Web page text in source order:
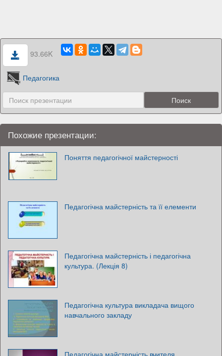
93.66K
Педагогика
Похожие презентации:
Поняття педагогічної майстерності
Педагогічна майстерність та її елементи
Педагогічна майстерність і педагогічна
культура. (Лекція 8)
Педагогічна культура викладача вищого
навчального закладу
Педагогічна майстерність вчителя